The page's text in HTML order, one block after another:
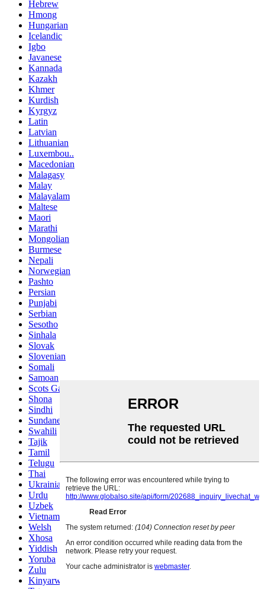
Hebrew
Hmong
Hungarian
Icelandic
Igbo
Javanese
Kannada
Kazakh
Khmer
Kurdish
Kyrgyz
Latin
Latvian
Lithuanian
Luxembou..
Macedonian
Malagasy
Malay
Malayalam
Maltese
Maori
Marathi
Mongolian
Burmese
Nepali
Norwegian
Pashto
Persian
Punjabi
Serbian
Sesotho
Sinhala
Slovak
Slovenian
Somali
Samoan
Scots Gaelic
Shona
Sindhi
Sundanese
Swahili
Tajik
Tamil
Telugu
Thai
Ukrainian
Urdu
Uzbek
Vietnamese
Welsh
Xhosa
Yiddish
Yoruba
Zulu
Kinyarwanda